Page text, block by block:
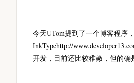
今天UTom提到了一个博客程序，
InkTypehttp://
开发，目前还比较稚嫩，但的确